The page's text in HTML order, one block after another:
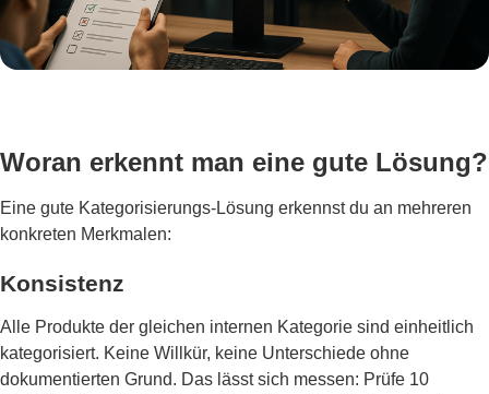
Woran erkennt man eine gute Lösung?
Eine gute Kategorisierungs-Lösung erkennst du an mehreren
konkreten Merkmalen:
Konsistenz
Alle Produkte der gleichen internen Kategorie sind einheitlich
kategorisiert. Keine Willkür, keine Unterschiede ohne
dokumentierten Grund. Das lässt sich messen: Prüfe 10